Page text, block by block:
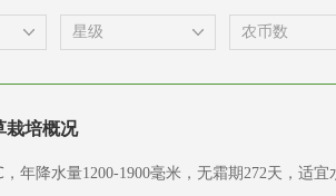
栽培概况
年降水量1200-1900毫米，无霜期272天，适